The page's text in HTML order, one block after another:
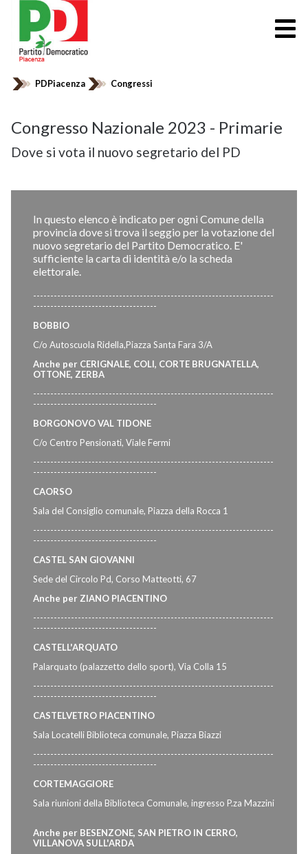
PDPiacenza Congressi
Congresso Nazionale 2023 - Primarie
Dove si vota il nuovo segretario del PD
In questo elenco è indicato per ogni Comune della
provincia dove si trova il seggio per la votazione del
nuovo segretario del Partito Democratico. E'
sufficiente la carta di identità e/o la scheda
elettorale.
----------------------------------------------------------------------
------------------------------------
BOBBIO
C/o Autoscuola Ridella,Piazza Santa Fara 3/A
Anche per CERIGNALE, COLI, CORTE BRUGNATELLA,
OTTONE, ZERBA
----------------------------------------------------------------------
------------------------------------
BORGONOVO VAL TIDONE
C/o Centro Pensionati, Viale Fermi
----------------------------------------------------------------------
------------------------------------
CAORSO
Sala del Consiglio comunale, Piazza della Rocca 1
----------------------------------------------------------------------
------------------------------------
CASTEL SAN GIOVANNI
Sede del Circolo Pd, Corso Matteotti, 67
Anche per ZIANO PIACENTINO
----------------------------------------------------------------------
------------------------------------
CASTELL'ARQUATO
Palarquato (palazzetto dello sport), Via Colla 15
----------------------------------------------------------------------
------------------------------------
CASTELVETRO PIACENTINO
Sala Locatelli Biblioteca comunale, Piazza Biazzi
----------------------------------------------------------------------
------------------------------------
CORTEMAGGIORE
Sala riunioni della Biblioteca Comunale, ingresso P.za Mazzini
Anche per BESENZONE, SAN PIETRO IN CERRO,
VILLANOVA SULL'ARDA